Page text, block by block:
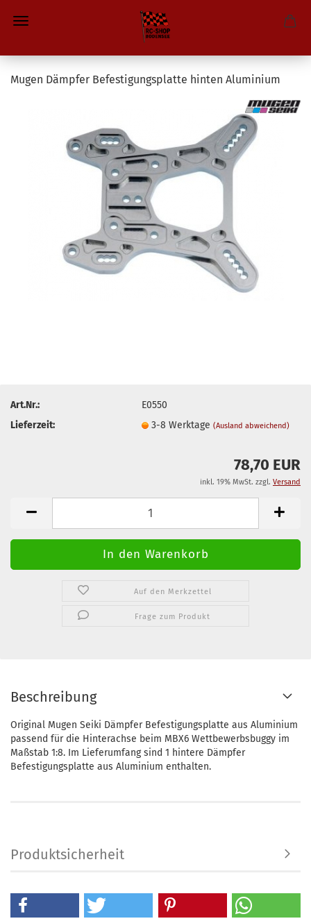
Mugen Dämpfer Befestigungsplatte hinten Aluminium
Art.Nr.:
E0550
Lieferzeit:
3-8 Werktage(Ausland abweichend)
78,70 EUR
inkl. 19% MwSt. zzgl. Versand
Auf den Merkzettel
Frage zum Produkt
Beschreibung
Original Mugen Seiki Dämpfer Befestigungsplatte aus Aluminium
passend für die Hinterachse beim MBX6 Wettbewerbsbuggy im
Maßstab 1:8. Im Lieferumfang sind 1 hintere Dämpfer
Befestigungsplatte aus Aluminium enthalten.
Produktsicherheit